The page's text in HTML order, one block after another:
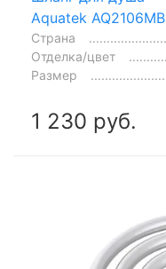
Aquatek AQ2106MB
Страна
Отделка/цвет
Размер
1 230 руб.